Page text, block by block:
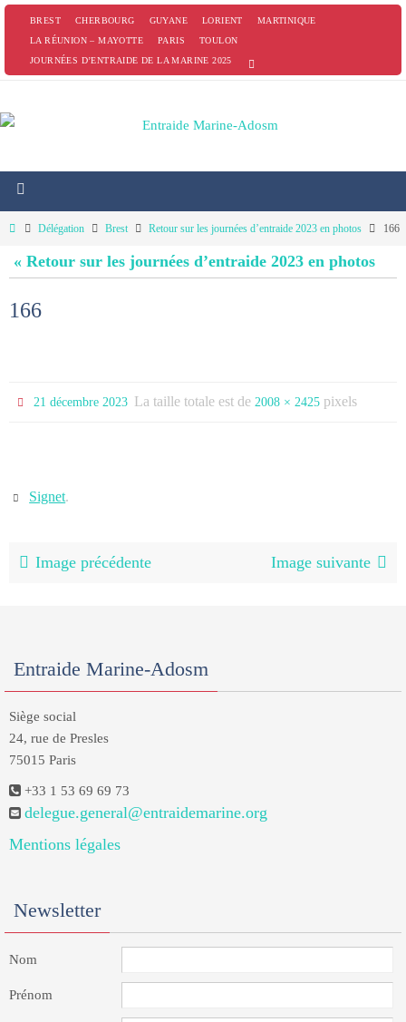
PasserBREST CHERBOURG GUYANE LORIENT
MARTINIQUE
LA RÉUNION – MAYOTTE
PARIS
TOULON
JOURNÉES D’ENTRAIDE DE LA MARINE 2025
HomeDélégation Brest Retour sur les journées d’entraide 2023 en photos 166
« Retour sur les journées d’entraide 2023 en photos
166
21 décembre 2023 La taille totale est de 2008 × 2425 pixels
Signet.
Image précédente Image suivante
Entraide Marine-Adosm
Siège social
24, rue de Presles
75015 Paris
+33 1 53 69 69 73
delegue.general@entraidemarine.org
Mentions légales
Newsletter
Nom
Prénom